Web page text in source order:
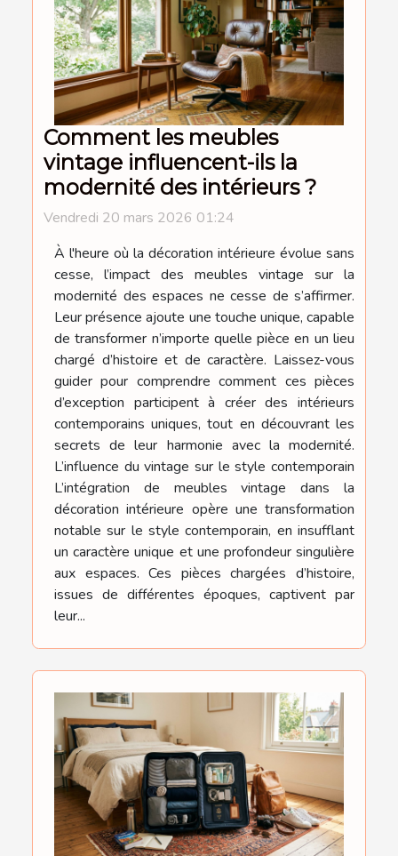
Comment les meubles
vintage influencent-ils la
modernité des intérieurs ?
Vendredi 20 mars 2026 01:24
À l'heure où la décoration intérieure évolue sans
cesse, l’impact des meubles vintage sur la
modernité des espaces ne cesse de s’affirmer.
Leur présence ajoute une touche unique, capable
de transformer n’importe quelle pièce en un lieu
chargé d’histoire et de caractère. Laissez-vous
guider pour comprendre comment ces pièces
d’exception participent à créer des intérieurs
contemporains uniques, tout en découvrant les
secrets de leur harmonie avec la modernité.
L’influence du vintage sur le style contemporain
L’intégration de meubles vintage dans la
décoration intérieure opère une transformation
notable sur le style contemporain, en insufflant
un caractère unique et une profondeur singulière
aux espaces. Ces pièces chargées d’histoire,
issues de différentes époques, captivent par
leur...